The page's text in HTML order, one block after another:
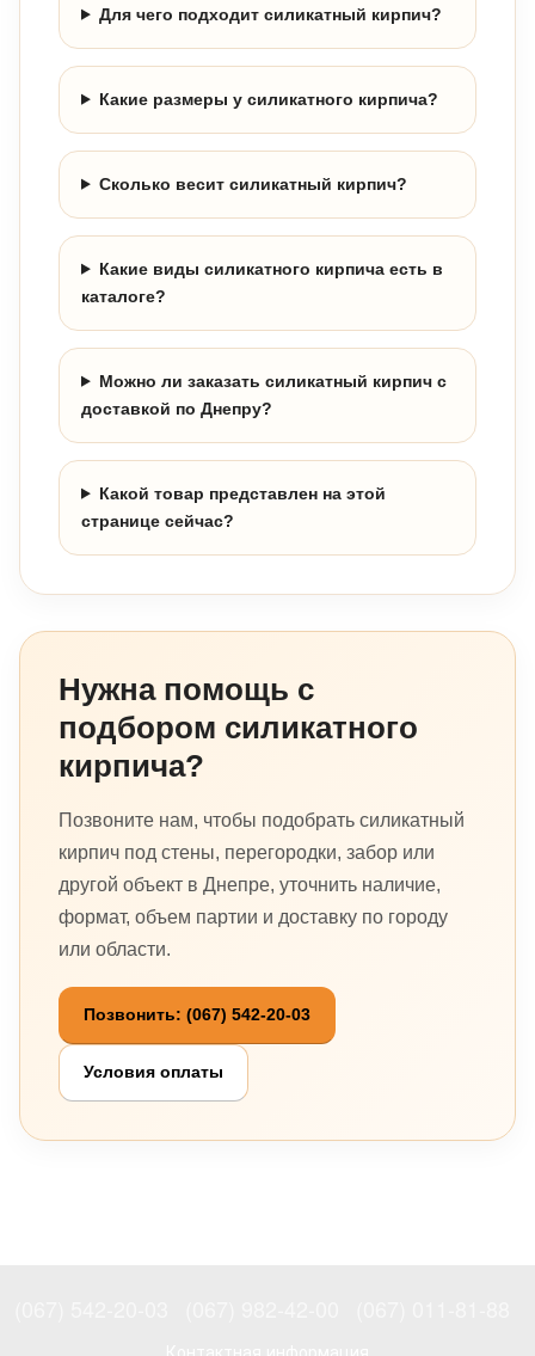
Для чего подходит силикатный кирпич?
Какие размеры у силикатного кирпича?
Сколько весит силикатный кирпич?
Какие виды силикатного кирпича есть в
каталоге?
Можно ли заказать силикатный кирпич с
доставкой по Днепру?
Какой товар представлен на этой
странице сейчас?
Нужна помощь с
подбором силикатного
кирпича?
Позвоните нам, чтобы подобрать силикатный
кирпич под стены, перегородки, забор или
другой объект в Днепре, уточнить наличие,
формат, объем партии и доставку по городу
или области.
Позвонить: (067) 542-20-03
Условия оплаты